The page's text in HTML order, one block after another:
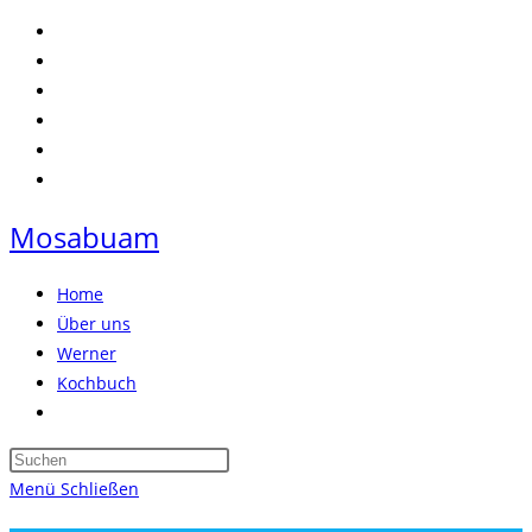
Zum
Inhalt
springen
Mosabuam
Home
Über uns
Werner
Kochbuch
umschalten
Press
Menü Schließen